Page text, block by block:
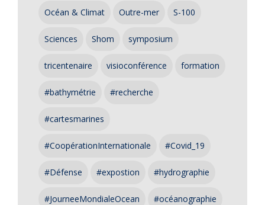
Océan & Climat Outre-mer S-100
Sciences Shom symposium
tricentenaire visioconférence formation
#bathymétrie #recherche
#cartesmarines
#CoopérationInternationale #Covid_19
#Défense #expostion #hydrographie
#JourneeMondialeOcean #océanographie